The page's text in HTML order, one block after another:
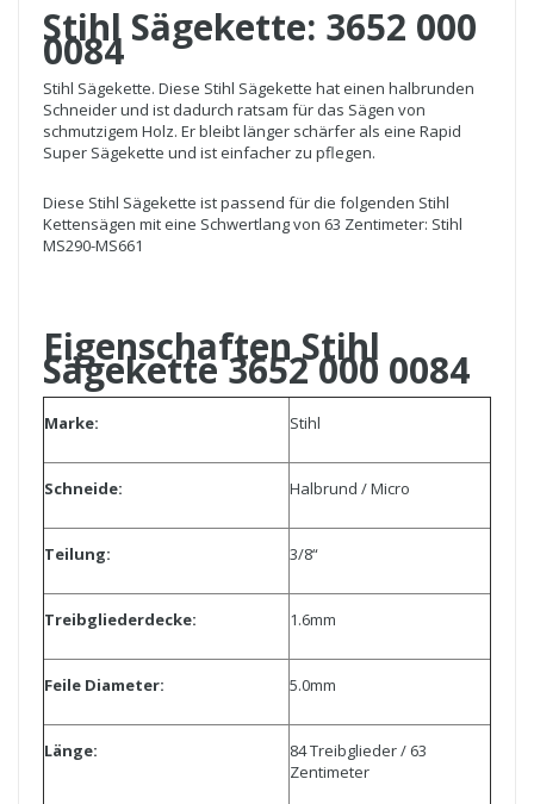
Stihl Sägekette: 3652 000
0084
Stihl Sägekette. Diese Stihl Sägekette hat einen halbrunden
Schneider und ist dadurch ratsam für das Sägen von
schmutzigem Holz. Er bleibt länger schärfer als eine Rapid
Super Sägekette und ist einfacher zu pflegen.
Diese Stihl Sägekette ist passend für die folgenden Stihl
Kettensägen mit eine Schwertlang von 63 Zentimeter: Stihl
MS290-MS661
Eigenschaften Stihl
Sägekette 3652 000 0084
Marke: Stihl
Schneide: Halbrund / Micro
Teilung: 3/8“
Treibgliederdecke: 1.6mm
Feile Diameter: 5.0mm
Länge:
84 Treibglieder / 63
Zentimeter